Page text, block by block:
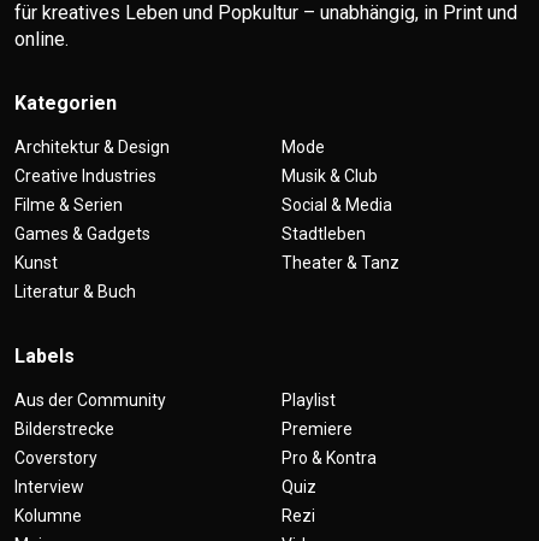
für kreatives Leben und Popkultur – unabhängig, in Print und
online.
Kategorien
Architektur & Design
Creative Industries
Filme & Serien
Games & Gadgets
Kunst
Literatur & Buch
Mode
Musik & Club
Social & Media
Stadtleben
Theater & Tanz
Labels
Aus der Community
Bilderstrecke
Coverstory
Interview
Kolumne
Playlist
Premiere
Pro & Kontra
Quiz
Rezi